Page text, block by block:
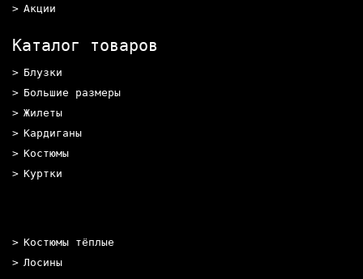
Акции
Каталог товаров
Блузки
Большие размеры
Жилеты
Кардиганы
Костюмы
Куртки
Костюмы тёплые
Лосины